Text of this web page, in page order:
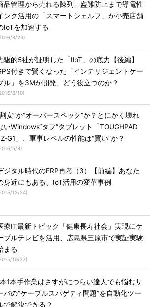
品管理から売れる陳列、盗難防止まで導電性
ンク活用の「スマートシェルフ」が小売店舗
IoTを加速する
2016/8/23)
駆的5社が証明した「IIoT」の底力【後編】
付きで賢くなった「インテリジェントケー
ル」を3Mが開発、どう役立つのか？
2016/8/10)
安”か“オーバースペック”か？とにかく壊れ
いWindows“タフ”タブレット「TOUGHPAD
G1」、軍事レベルの性能は“買い”か？
2016/5/8)
ジタル時代のERP再考（3）【前編】あなた
身近にもある、IoT活用の変革事例
2015/12/24)
療IT最新トピック「健康長寿社会」実現にケ
ブルテレビを活用、広島県三原市で実証実験
まる
2015/10/27)
1本手作業はさすがにつらい達人でも悩むサ
バの“ケーブルスパゲティ問題”を自動化ツー
で解決できる？